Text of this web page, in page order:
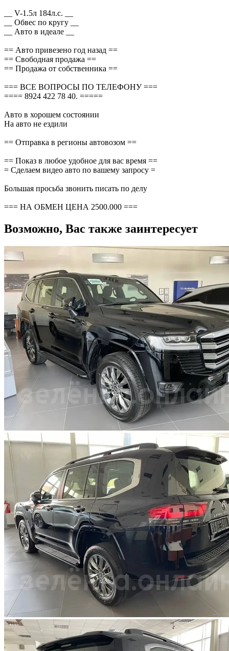
__ V-1.5л 184л.с. __
__ Обвес по кругу __
__ Авто в идеале __
== Авто привезено год назад ==
== Свободная продажа ==
== Продажа от собственника ==
=== ВСЕ ВОПРОСЫ ПО ТЕЛЕФОНУ ===
==== 8924 422 78 40. =====
Авто в хорошем состоянии
На авто не ездили
== Отправка в регионы автовозом ==
== Показ в любое удобное для вас время ==
= Сделаем видео авто по вашему запросу =
Большая просьба звонить писать по делу
=== НА ОБМЕН ЦЕНА 2500.000 ===
Возможно, Вас также заинтересует